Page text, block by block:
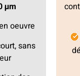
µm
oeuvre
sans